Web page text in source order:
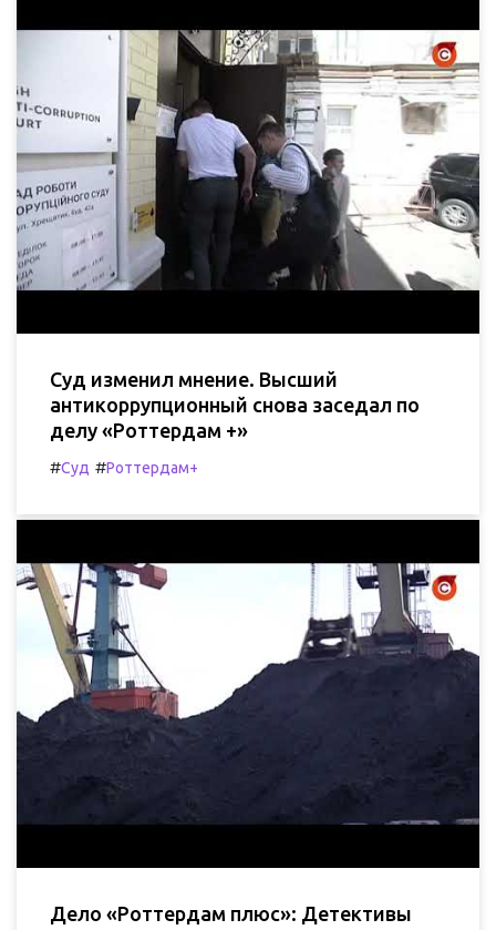
Суд изменил мнение. Высший
антикоррупционный снова заседал по
делу «Роттердам +»
#Суд #Роттердам+
Дело «Роттердам плюс»: Детективы